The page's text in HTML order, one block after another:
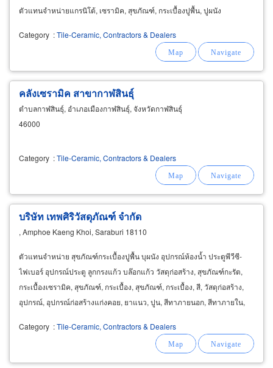
ตัวแทนจำหน่ายแกรนิโต้, เซรามิค, สุขภัณฑ์, กระเบื้องปูพื้น, ปูผนัง
Category :Tile-Ceramic, Contractors & Dealers
คลังเซรามิค สาขากาฬสินธุ์
ตำบลกาฬสินธุ์, อำเภอเมืองกาฬสินธุ์, จังหวัดกาฬสินธุ์
46000
Category :Tile-Ceramic, Contractors & Dealers
บริษัท เทพศิริวัสดุภัณฑ์ จำกัด
, Amphoe Kaeng Khoi, Saraburi 18110
ตัวแทนจำหน่าย สุขภัณฑ์กระเบื้องปูพื้น บุผนัง อุปกรณ์ห้องน้ำ ประตูพีวีซี-
ไฟเบอร์ อุปกรณ์ประตู ลูกกรงแก้ว บล๊อกแก้ว วัสดุก่อสร้าง, สุขภัณฑ์กะรัต,
กระเบื้องเซรามิค, สุขภัณฑ์, กระเบื้อง, สุขภัณฑ์, กระเบื้อง, สี, วัสดุก่อสร้าง,
อุปกรณ์, อุปกรณ์ก่อสร้างแก่งคอย, ยาแนว, ปูน, สีทาภายนอก, สีทาภายใน,
Category :Tile-Ceramic, Contractors & Dealers